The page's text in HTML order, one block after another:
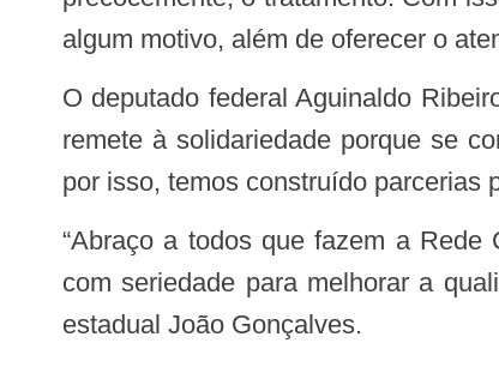
algum motivo, além de oferecer o
O deputado federal Aguinaldo Ribeiro parabenizou todos os profissionais envolvidos no projeto. “Esse é um programa que nos
remete à solidariedade porque se
por isso, temos construído parcerias
“Abraço a todos que fazem a Rede Cuidar que representa amor ao próximo e atesta a credibilidade do governo que trabalha
com seriedade para melhorar a
estadual João Gonçalves.